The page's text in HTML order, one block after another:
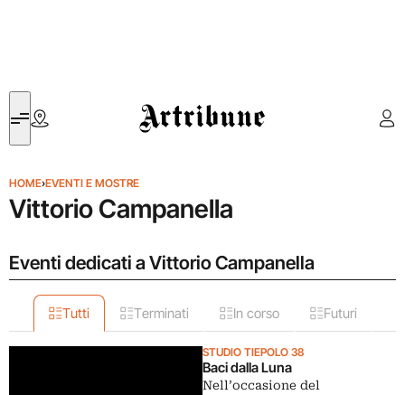
Artribune
HOME›EVENTI E MOSTRE
Vittorio Campanella
Eventi dedicati a Vittorio Campanella
Tutti Terminati In corso Futuri
STUDIO TIEPOLO 38
Baci dalla Luna
Nell’occasione del